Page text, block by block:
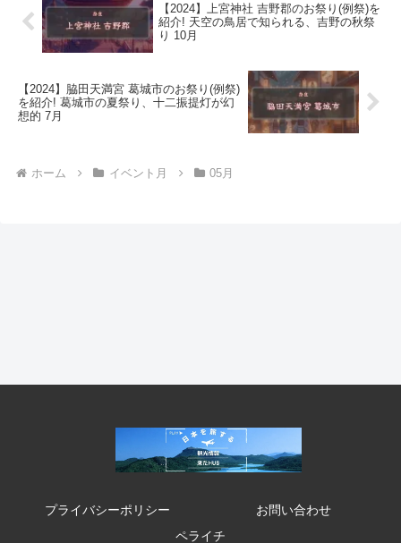
【2024】上宮神社 吉野郡のお祭り(例祭)を
紹介! 天空の鳥居で知られる、吉野の秋祭
り 10月
【2024】脇田天満宮 葛城市のお祭り(例祭)
を紹介! 葛城市の夏祭り、十二振提灯が幻
想的 7月
ホーム イベント月 05月
プライバシーポリシー
お問い合わせ
ペライチ